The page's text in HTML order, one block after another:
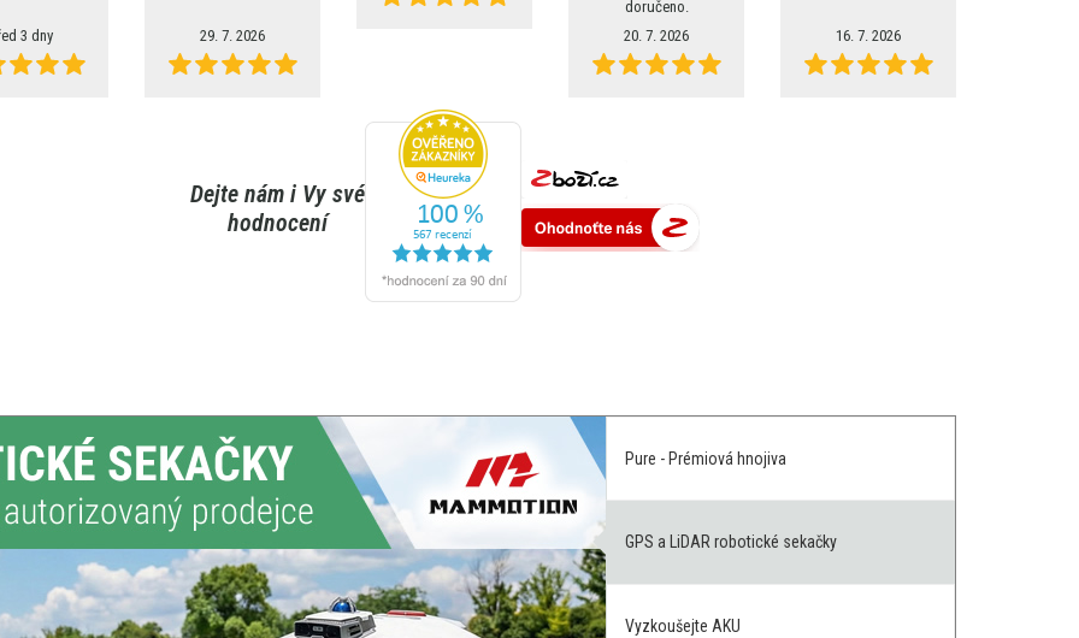
3 dny 29. 7. 2026
doručeno.
20. 7. 2026
16. 7. 2026
Dejte nám i Vy své
hodnocení
Pure - Prémiová hnojiva
GPS a LiDAR robotické sekačky
Vyzkoušejte AKU